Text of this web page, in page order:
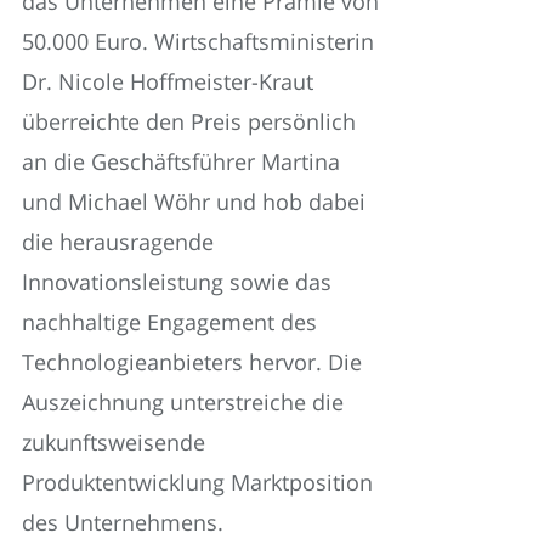
50.000 Euro. Wirtschaftsministerin
Dr. Nicole Hoffmeister-Kraut
überreichte den Preis persönlich
an die Geschäftsführer Martina
und Michael Wöhr und hob dabei
die herausragende
Innovationsleistung sowie das
nachhaltige Engagement des
Technologieanbieters hervor. Die
Auszeichnung unterstreiche die
zukunftsweisende
Produktentwicklung Marktposition
des Unternehmens.